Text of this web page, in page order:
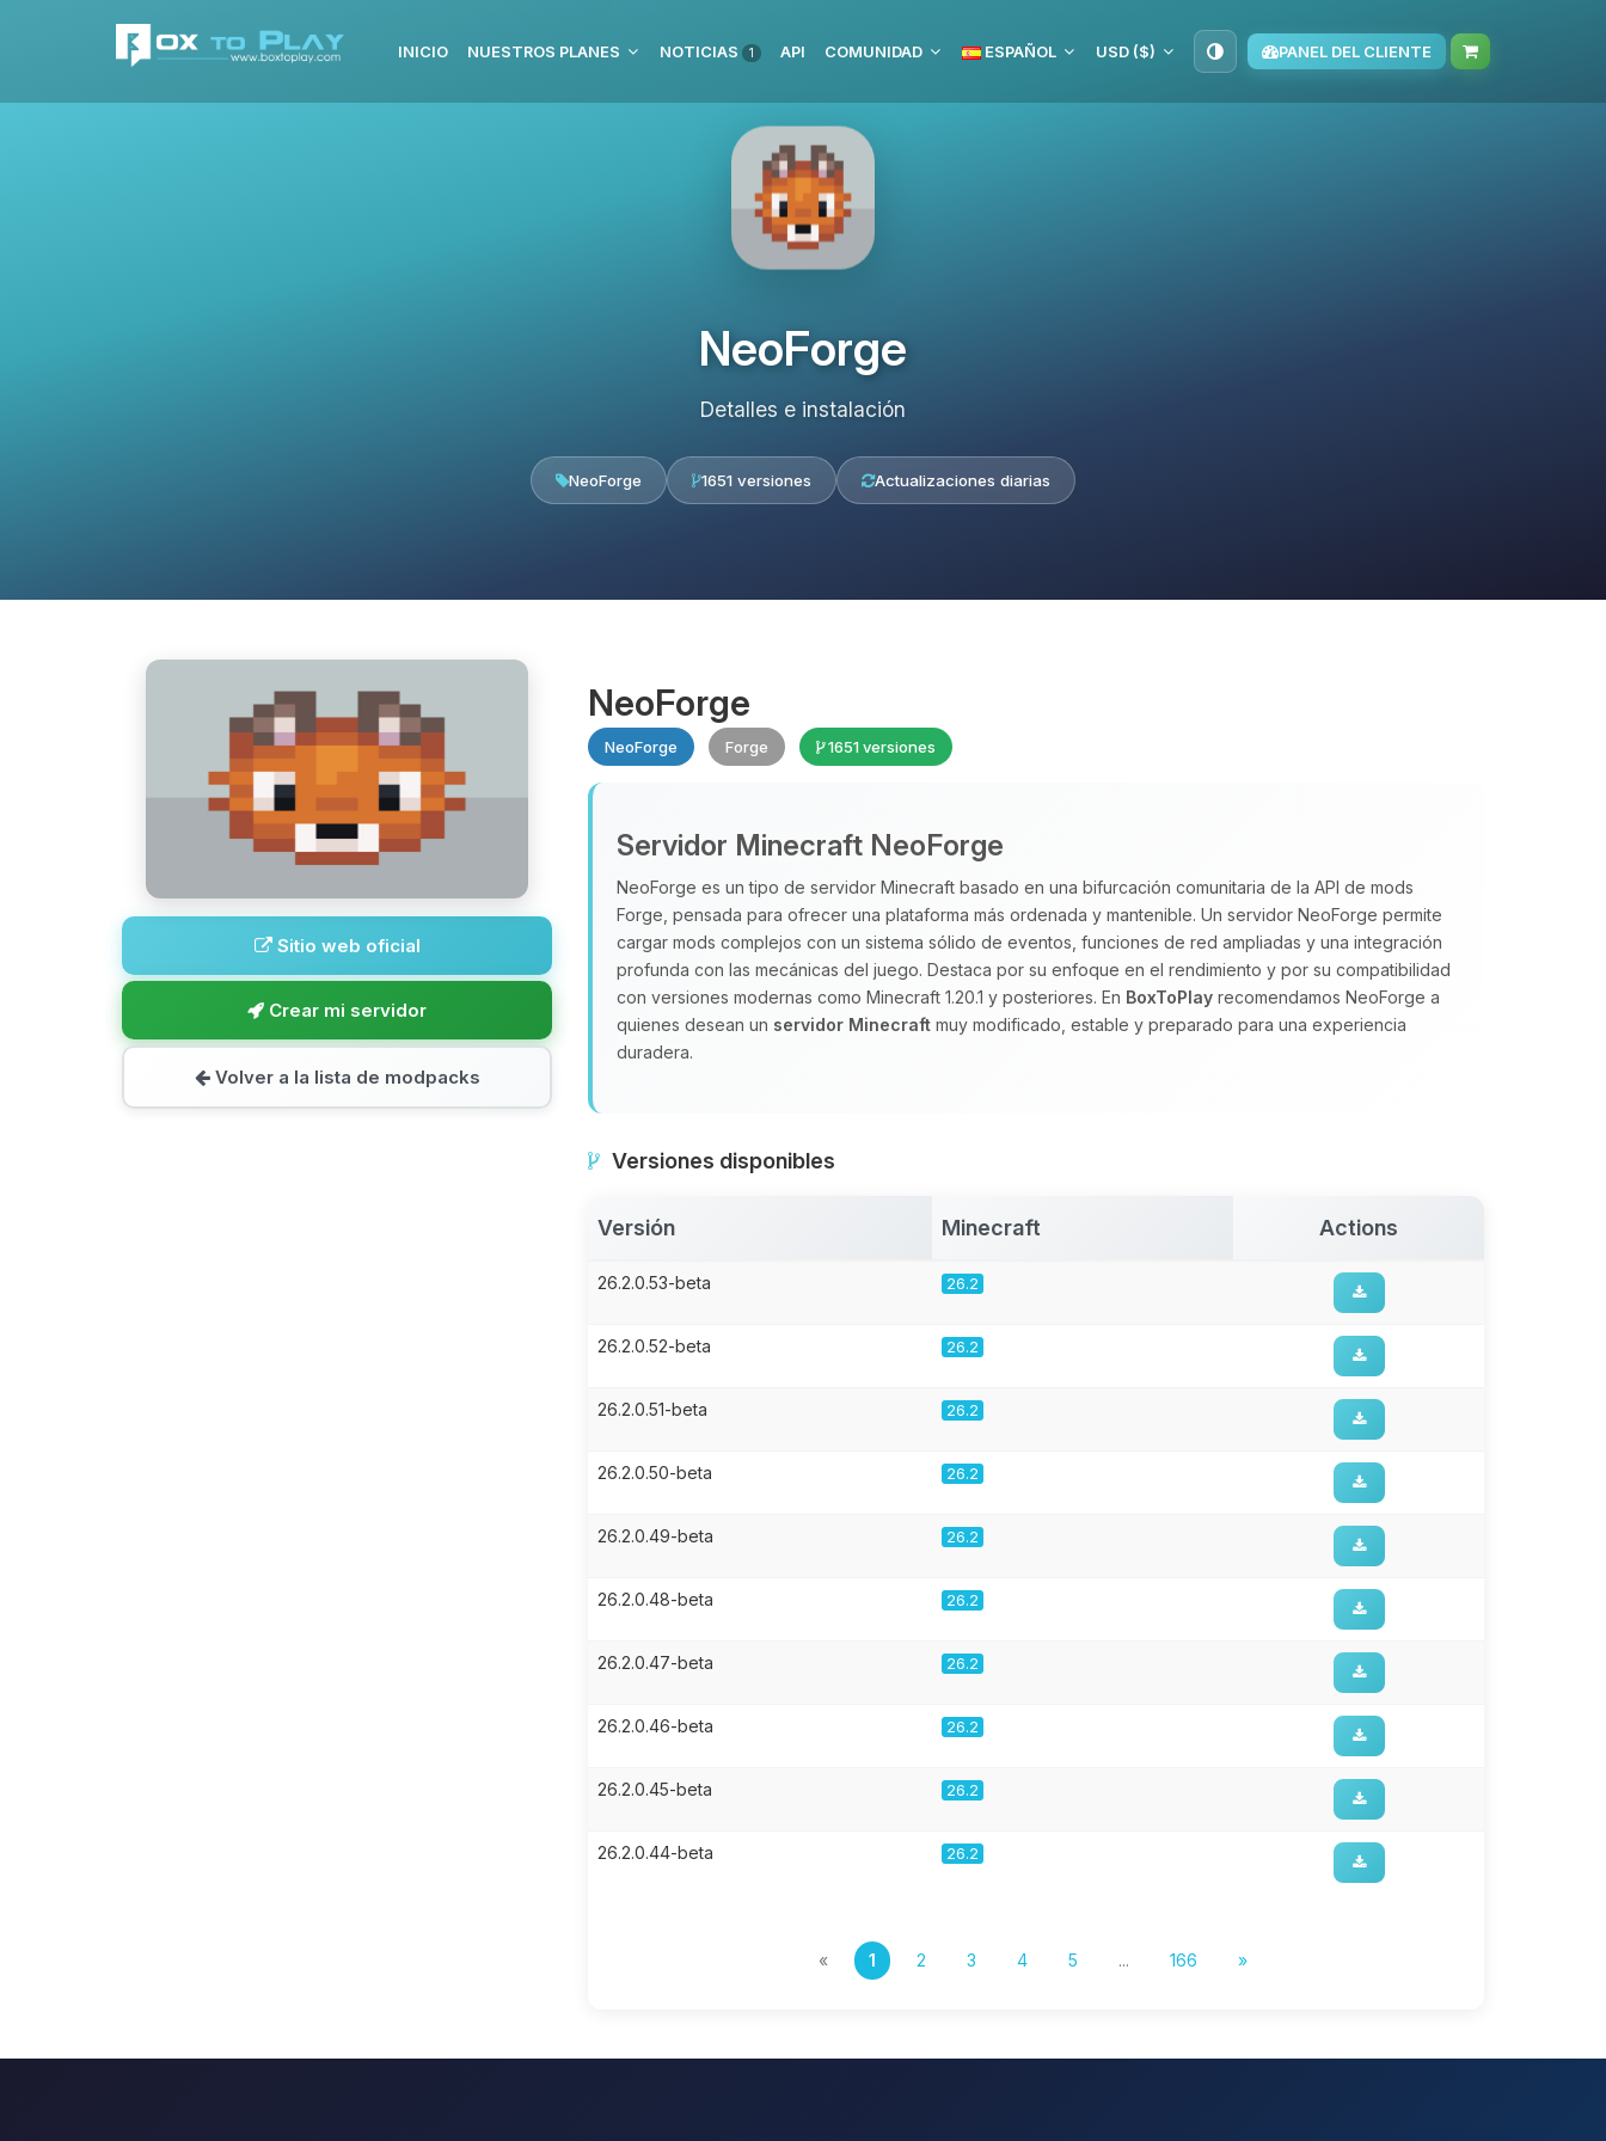
INICIO NUESTROS PLANES NOTICIAS 1 API COMUNIDAD ESPAÑOL USD ($) PANEL DEL CLIENTE
NeoForge
Detalles e instalación
NeoForge 1651 versiones Actualizaciones diarias
Sitio web oficial
Crear mi servidor
Volver a la lista de modpacks
NeoForge
NeoForge Forge 1651 versiones
Servidor Minecraft NeoForge
NeoForge es un tipo de servidor Minecraft basado en una bifurcación comunitaria de la API de mods
Forge, pensada para ofrecer una plataforma más ordenada y mantenible. Un servidor NeoForge permite
cargar mods complejos con un sistema sólido de eventos, funciones de red ampliadas y una integración
profunda con las mecánicas del juego. Destaca por su enfoque en el rendimiento y por su compatibilidad
con versiones modernas como Minecraft 1.20.1 y posteriores. En BoxToPlay recomendamos NeoForge a
quienes desean un servidor Minecraft muy modificado, estable y preparado para una experiencia
duradera.
Versiones disponibles
Versión Minecraft Actions
26.2.0.53-beta 26.2
26.2.0.52-beta 26.2
26.2.0.51-beta 26.2
26.2.0.50-beta 26.2
26.2.0.49-beta 26.2
26.2.0.48-beta 26.2
26.2.0.47-beta 26.2
26.2.0.46-beta 26.2
26.2.0.45-beta 26.2
26.2.0.44-beta 26.2
« 1 2 3 4 5 ... 166 »